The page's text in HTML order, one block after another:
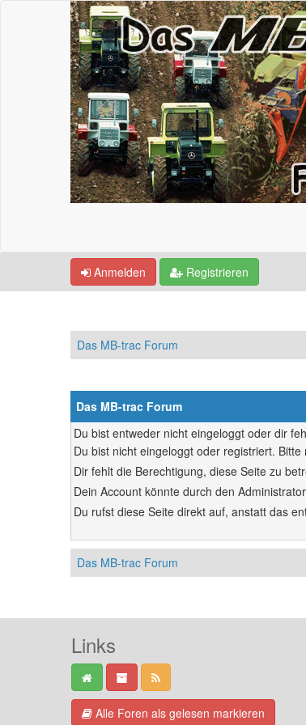
Anmelden Registrieren
Das MB-trac Forum
Das MB-trac Forum
Du bist entweder nicht eingeloggt oder dir
Du bist nicht eingeloggt oder registriert.
Dir fehlt die Berechtigung, diese Seite zu
Dein Account könnte durch den
Du rufst diese Seite direkt auf, anstatt das
Das MB-trac Forum
Links
Alle Foren als gelesen markieren